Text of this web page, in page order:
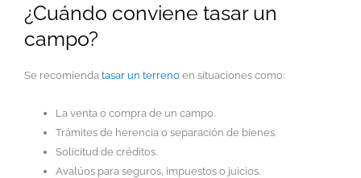
¿Cuándo conviene tasar un
campo?
Se recomienda tasar un terreno en situaciones como:
La venta o compra de un campo.
Trámites de herencia o separación de bienes.
Solicitud de créditos.
Avalúos para seguros, impuestos o juicios.